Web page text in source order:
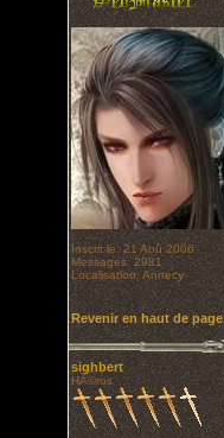
Inscrit le: 21 Aoû 2006
Messages: 2981
Localisation: Annecy
Revenir en haut de page
sighbert
HÃ©ros